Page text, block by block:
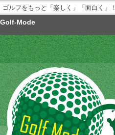
ゴルフをもっと「楽しく」「面白く」！
Golf-Mode